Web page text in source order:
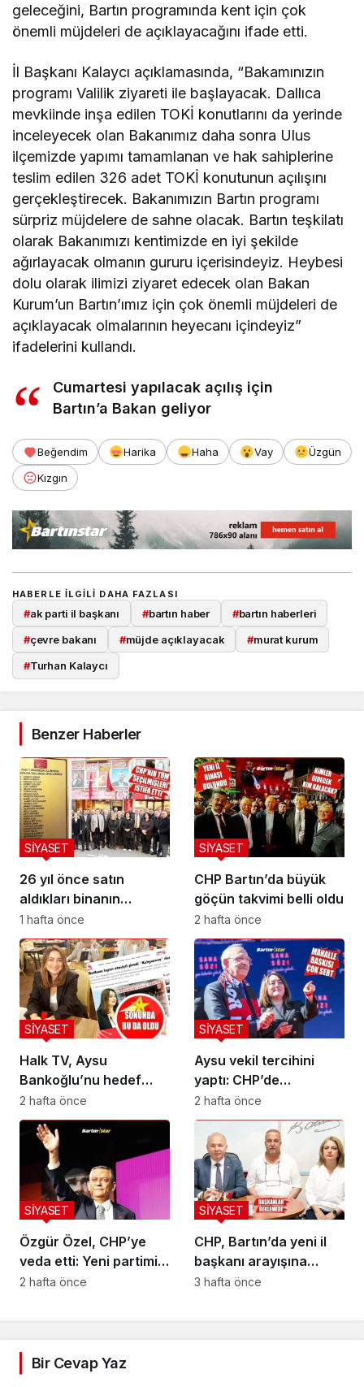
geleceğini, Bartın programında kent için çok
önemli müjdeleri de açıklayacağını ifade etti.
İl Başkanı Kalaycı açıklamasında, “Bakamınızın
programı Valilik ziyareti ile başlayacak. Dallıca
mevkiinde inşa edilen TOKİ konutlarını da yerinde
inceleyecek olan Bakanımız daha sonra Ulus
ilçemizde yapımı tamamlanan ve hak sahiplerine
teslim edilen 326 adet TOKİ konutunun açılışını
gerçekleştirecek. Bakanımızın Bartın programı
sürpriz müjdelere de sahne olacak. Bartın teşkilatı
olarak Bakanımızı kentimizde en iyi şekilde
ağırlayacak olmanın gururu içerisindeyiz. Heybesi
dolu olarak ilimizi ziyaret edecek olan Bakan
Kurum’un Bartın’ımız için çok önemli müjdeleri de
açıklayacak olmalarının heyecanı içindeyiz”
ifadelerini kullandı.
Cumartesi yapılacak açılış için
Bartın’a Bakan geliyor
Beğendim Harika Haha Vay
Üzgün
Kızgın
HABERLE ILGILI DAHA FAZLASI
#ak parti il başkanı #bartın haber #bartın haberleri
#çevre bakanı #müjde açıklayacak #murat kurum
#Turhan Kalaycı
Benzer Haberler
26 yıl önce satın
aldıkları binanın
önünde buruk veda
SİYASET
1 hafta önce
CHP Bartın’da büyük
göçün takvimi belli oldu
SİYASET
2 hafta önce
Halk TV, Aysu
Bankoğlu’nu hedef
aldı!
SİYASET
2 hafta önce
Aysu vekil tercihini
yaptı: CHP’de
kalıyorum
SİYASET
2 hafta önce
Özgür Özel, CHP’ye
veda etti: Yeni partimizi
kuruyoruz
SİYASET
2 hafta önce
CHP, Bartın’da yeni il
başkanı arayışına
başladı
SİYASET
3 hafta önce
Bir Cevap Yaz